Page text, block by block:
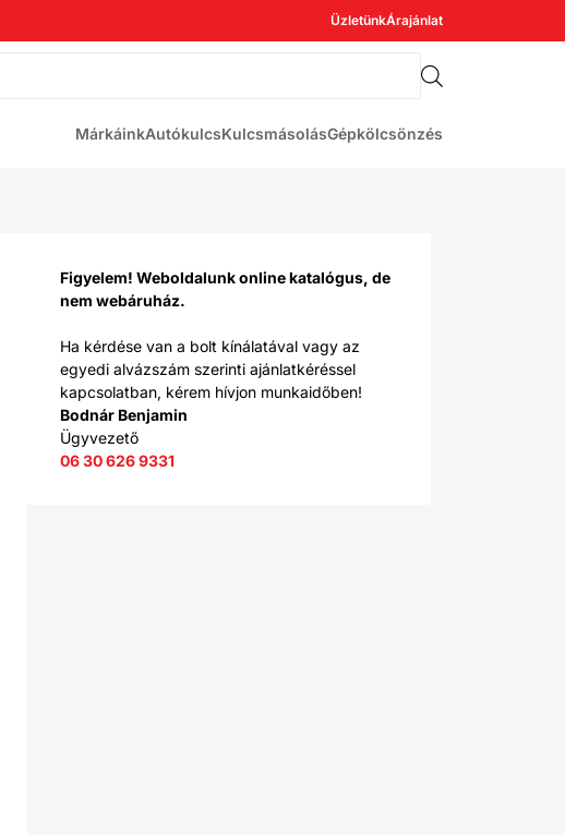
ÜzletünkÁrajánlat
MárkáinkAutókulcsKulcsmásolásGépkölcsönzés
Figyelem! Weboldalunk online katalógus, de
nem webáruház.
Ha kérdése van a bolt kínálatával vagy az
egyedi alvázszám szerinti ajánlatkéréssel
kapcsolatban, kérem hívjon munkaidőben!
Bodnár Benjamin
Ügyvezető
06 30 626 9331